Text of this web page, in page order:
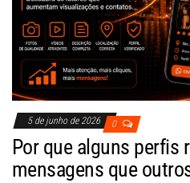
5 de junho de 2026 0
Por que alguns perfis
mensagens que